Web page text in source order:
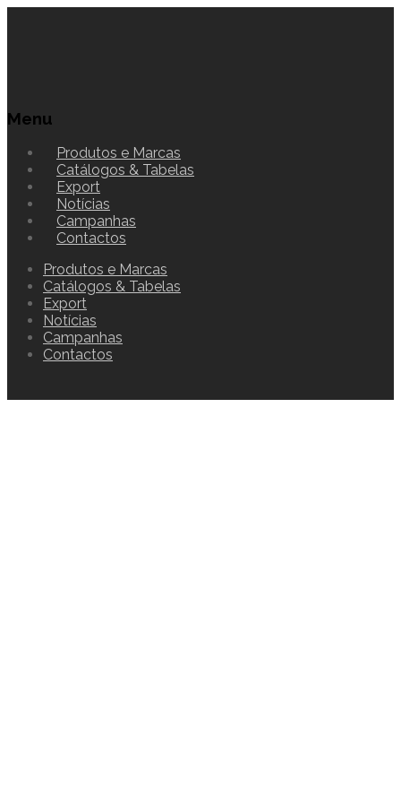
Menu
Produtos e Marcas
Catálogos & Tabelas
Export
Notícias
Campanhas
Contactos
Produtos e Marcas
Catálogos & Tabelas
Export
Notícias
Campanhas
Contactos